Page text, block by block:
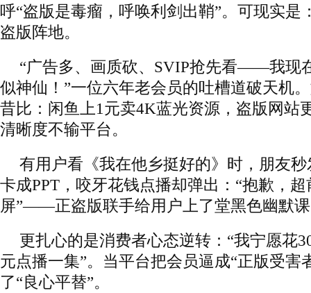
呼“盗版是毒瘤，呼唤利剑出鞘”。可现实是
盗版阵地。
“广告多、画质砍、SVIP抢先看——我现
似神仙！”一位六年老会员的吐槽道破天机
昔比：闲鱼上1元卖4K蓝光资源，盗版网站
清晰度不输平台。
有用户看《我在他乡挺好的》时，朋友秒
卡成PPT，咬牙花钱点播却弹出：“抱歉，
屏”——正盗版联手给用户上了堂黑色幽默
更扎心的是消费者心态逆转：“我宁愿花
元点播一集”。当平台把会员逼成“正版受害
了“良心平替”。